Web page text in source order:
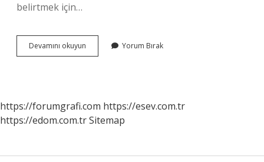
belirtmek için…
Devamını okuyun
Ve
Yorum Bırak
https://forumgrafi.com https://esev.com.tr
https://edom.com.trSitemap